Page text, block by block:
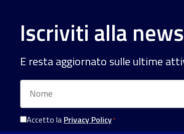
Iscriviti alla
E resta aggiornato sulle ultime
Nome
Consenso
Privacy
Accetto la Privacy Policy*